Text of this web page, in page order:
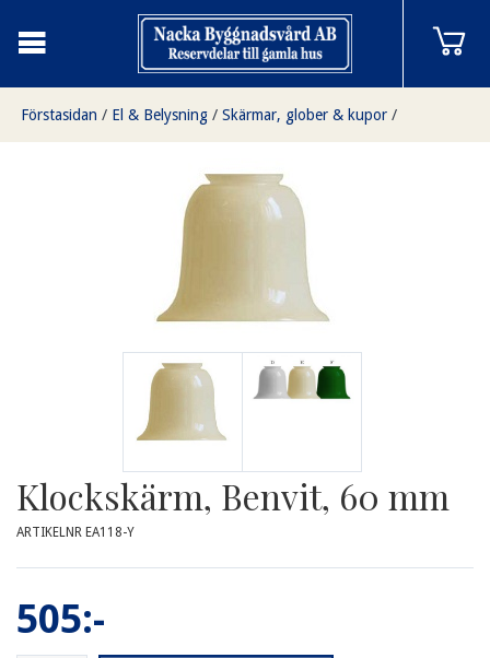
Förstasidan / El & Belysning / Skärmar, glober & kupor /
Klockskärm, Benvit, 60 mm
ARTIKELNR EA118-Y
505:-